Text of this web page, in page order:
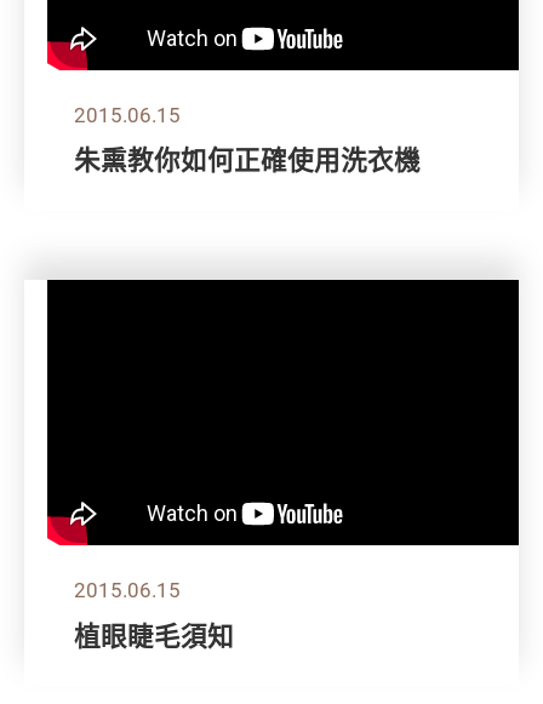
2015.06.15
朱熏教你如何正確使用洗衣機
2015.06.15
植眼睫毛須知